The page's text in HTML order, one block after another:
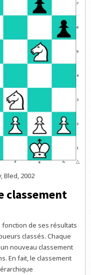
Bled, 2002
classement
de ses résultats
classés. Chaque
nouveau classement
En fait, le classement